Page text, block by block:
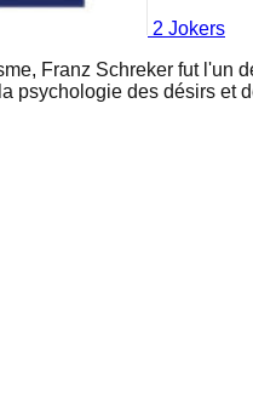
2 Jokers
Franz Schreker fut l'un
des désirs et